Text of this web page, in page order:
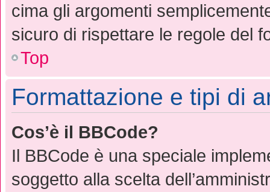
cima gli argomenti
sicuro di rispettare le regole del
Top
Formattazione e tipi di
Cos’è il BBCode?
Il BBCode è una speciale
soggetto alla scelta